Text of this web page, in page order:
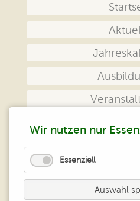
überspringen
Wir nutzen nur
Essenziell
Auswahl